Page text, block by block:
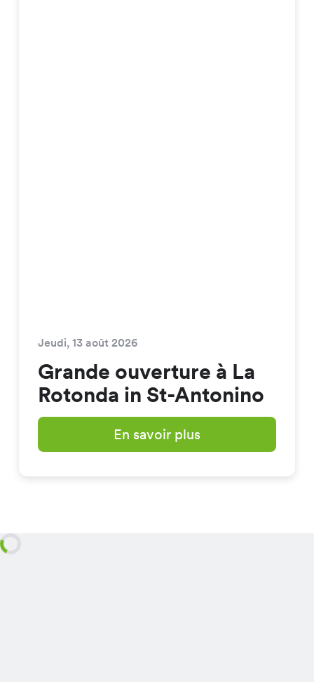
Jeudi, 13 août 2026
Grande ouverture à La
Rotonda in St-Antonino
En savoir plus